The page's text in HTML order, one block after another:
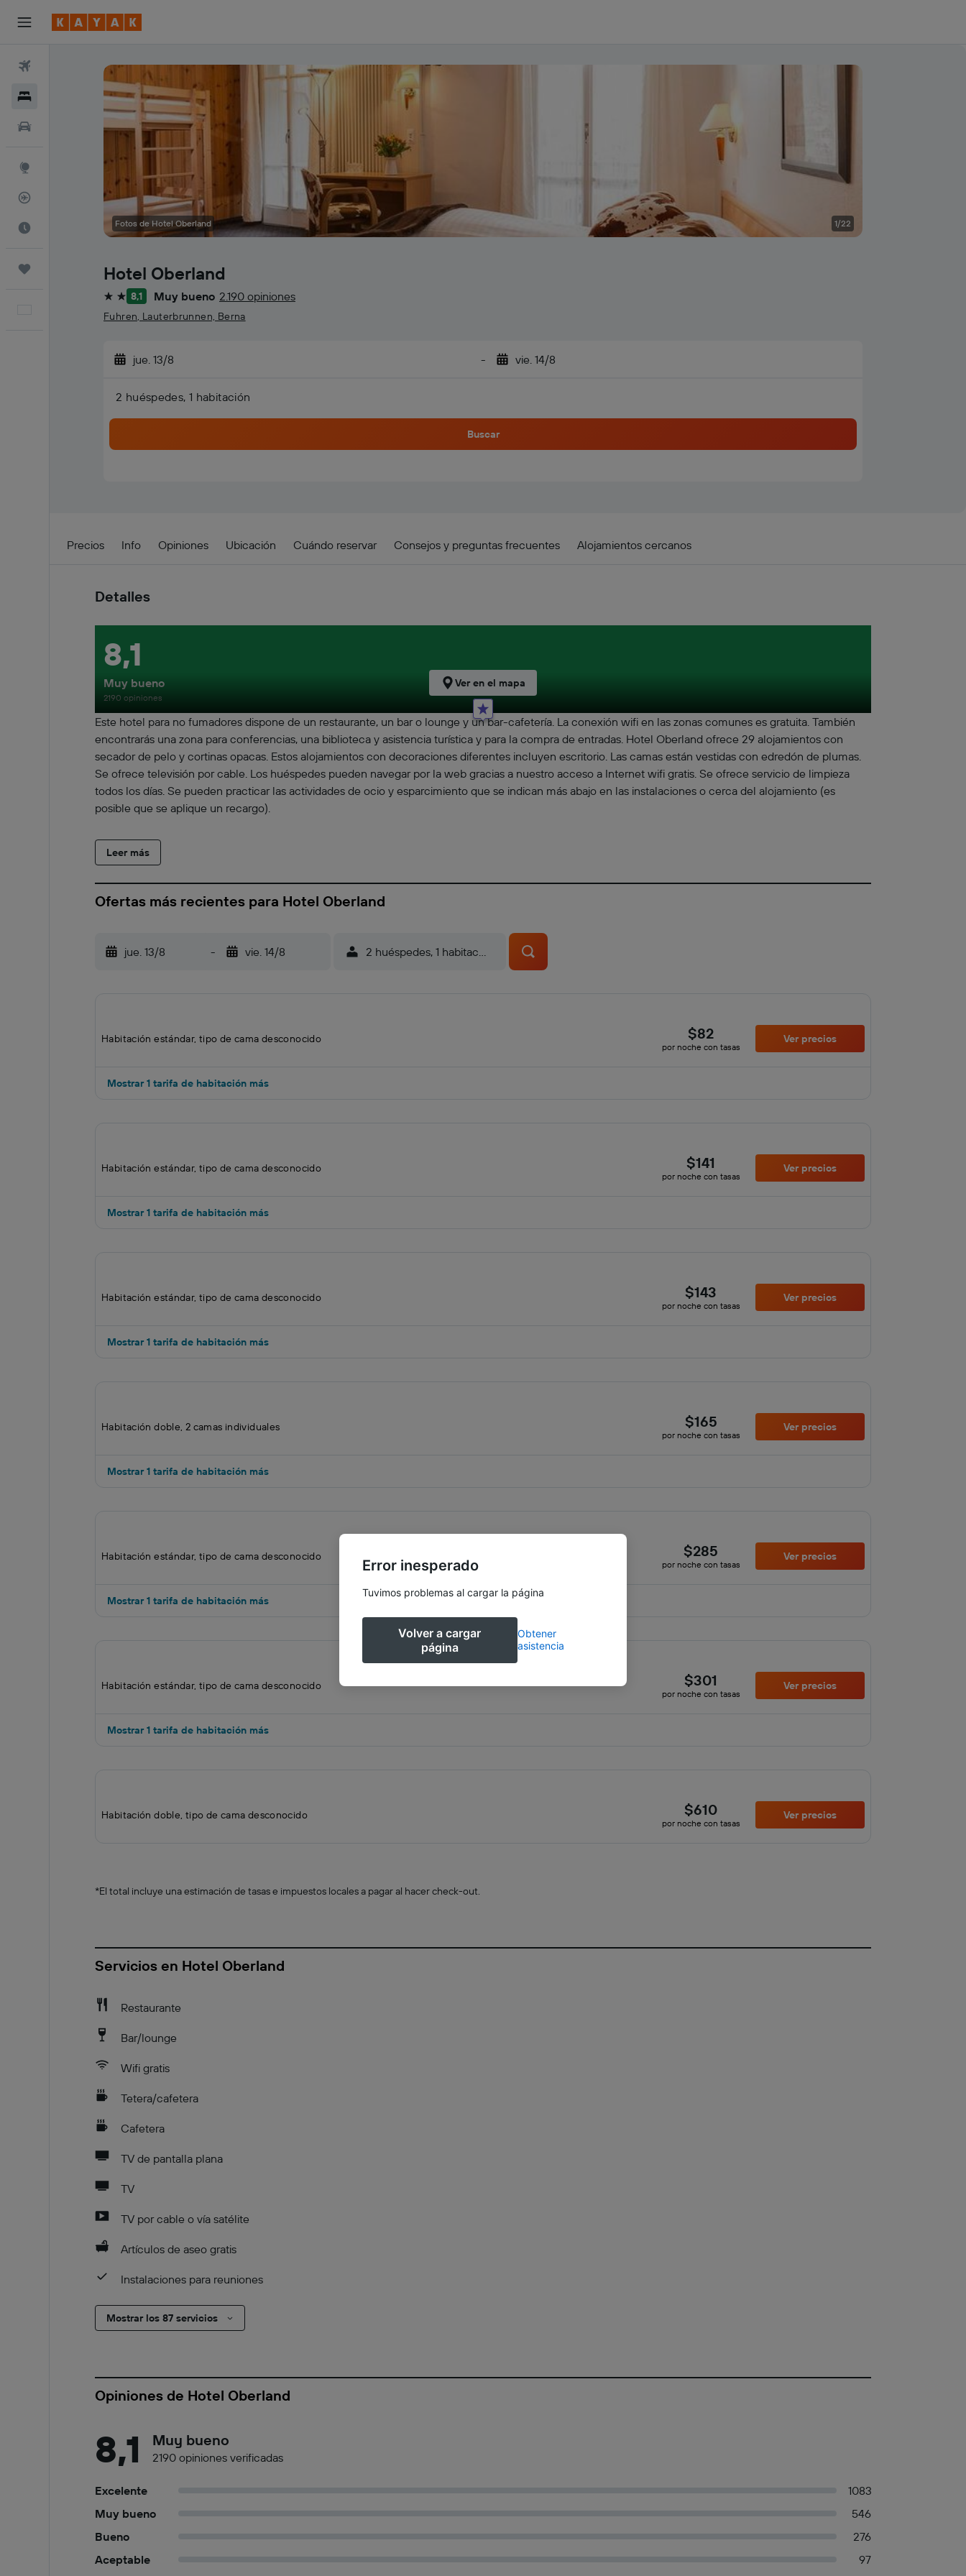
Hotel Oberland
2 estrellas
8,1 Muy bueno 2.190 opiniones
Fuhren, Lauterbrunnen, Berna
jue. 13/8 - vie. 14/8
2 huéspedes, 1 habitación
Buscar
Fotos de Hotel Oberland 1/22
Precios Info Opiniones Ubicación Cuándo reservar Consejos y preguntas frecuentes Alojamientos cercanos
Detalles
Este hotel para no fumadores dispone de un restaurante, un bar o lounge y un bar-cafetería. La conexión wifi en las zonas comunes es gratuita. También
encontrarás una zona para conferencias, una biblioteca y asistencia turística y para la compra de entradas. Hotel Oberland ofrece 29 alojamientos con
secador de pelo y cortinas opacas. Estos alojamientos con decoraciones diferentes incluyen escritorio. Las camas están vestidas con edredón de plumas.
Se ofrece televisión por cable. Los huéspedes pueden navegar por la web gracias a nuestro acceso a Internet wifi gratis. Se ofrece servicio de limpieza
todos los días. Se pueden practicar las actividades de ocio y esparcimiento que se indican más abajo en las instalaciones o cerca del alojamiento (es
posible que se aplique un recargo).
Leer más
8,1
Muy bueno
2190 opiniones
Ver en el mapa
Ofertas más recientes para Hotel Oberland
jue. 13/8 - vie. 14/8 2 huéspedes, 1 habitación
Habitación estándar, tipo de cama desconocido $82
por noche con tasas
Ver precios
Mostrar 1 tarifa de habitación más
Habitación estándar, tipo de cama desconocido $141
por noche con tasas
Ver precios
Mostrar 1 tarifa de habitación más
Habitación estándar, tipo de cama desconocido $143
por noche con tasas
Ver precios
Mostrar 1 tarifa de habitación más
Habitación doble, 2 camas individuales $165
por noche con tasas
Ver precios
Mostrar 1 tarifa de habitación más
Habitación estándar, tipo de cama desconocido $285
por noche con tasas
Ver precios
Mostrar 1 tarifa de habitación más
Habitación estándar, tipo de cama desconocido $301
por noche con tasas
Ver precios
Mostrar 1 tarifa de habitación más
Habitación doble, tipo de cama desconocido $610
por noche con tasas
Ver precios
*El total incluye una estimación de tasas e impuestos locales a pagar al hacer check-out.
Servicios en Hotel Oberland
Restaurante
Bar/lounge
Wifi gratis
Tetera/cafetera
Cafetera
TV de pantalla plana
TV
TV por cable o vía satélite
Artículos de aseo gratis
Instalaciones para reuniones
Mostrar los 87 servicios
Opiniones de Hotel Oberland
8,1 Muy bueno
2190 opiniones verificadas
Excelente
1083
Muy bueno
546
Bueno
276
Aceptable
97
Error inesperado
Tuvimos problemas al cargar la página
Volver a cargar
página
Obtener
asistencia